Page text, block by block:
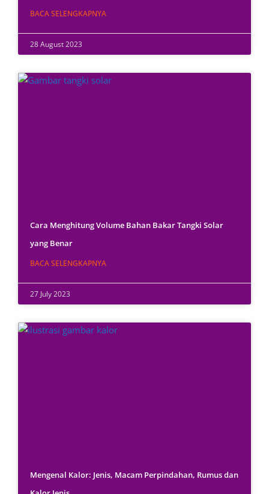
BACA SELENGKAPNYA
28 August 2023
Cara Menghitung Volume Bahan Bakar Tangki Solar
yang Benar
BACA SELENGKAPNYA
27 July 2023
Mengenal Kalor: Jenis, Macam Perpindahan, Rumus dan